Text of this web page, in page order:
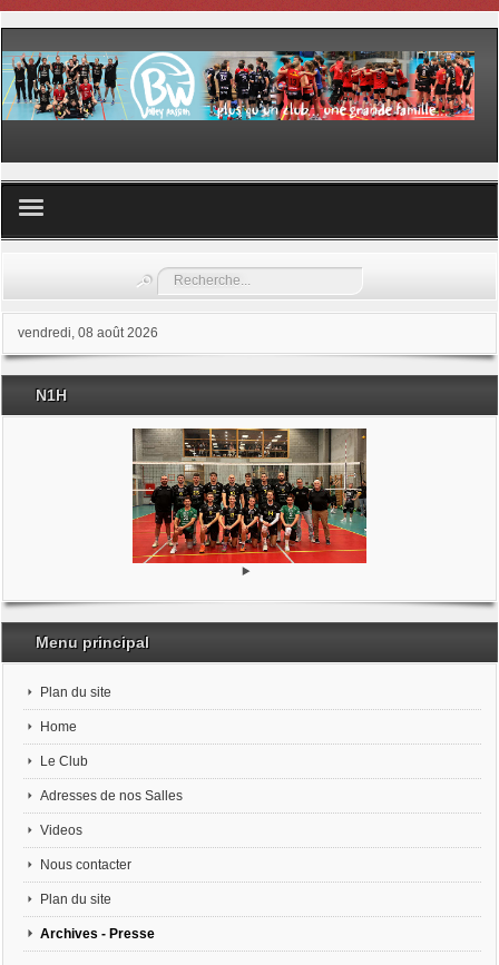
Les samedis du sport
Les stages
Documents
Rechercher
vendredi, 08 août 2026
N1H
Menu principal
Plan du site
Home
Le Club
Adresses de nos Salles
Videos
Nous contacter
Plan du site
Archives - Presse